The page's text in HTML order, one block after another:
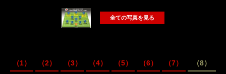
全ての写真を見る
（1） （2） （3） （4） （5） （6） （7） （8）